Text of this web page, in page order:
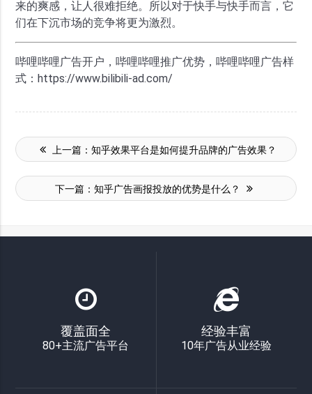
来的爽感，让人很难拒绝。所以对于快手与快手而言，它
们在下沉市场的竞争将更为激烈。
哔哩哔哩广告开户，哔哩哔哩推广优势，哔哩哔哩广告样
式：https://www.bilibili-ad.com/
上一篇： 知乎效果平台是如何提升品牌的广告效果？
下一篇：知乎广告画报投放的优势是什么？
覆盖面全
80+主流广告平台
经验丰富
10年广告从业经验